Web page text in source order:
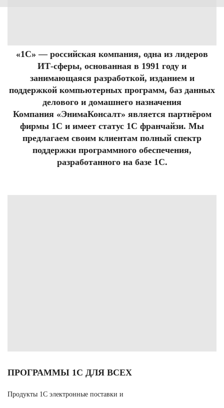
«1С» — российская компания, одна из лидеров
ИТ-сферы, основанная в 1991 году и
занимающаяся разработкой, изданием и
поддержкой компьютерных программ, баз данных
делового и домашнего назначения
Компания «ЭнимаКонсалт» является партнёром
фирмы 1С и имеет статус 1С франчайзи. Мы
предлагаем своим клиентам полный спектр
поддержки программного обеспечения,
разработанного на базе 1С.
ПРОГРАММЫ 1С ДЛЯ ВСЕХ
Продукты 1С электронные поставки и